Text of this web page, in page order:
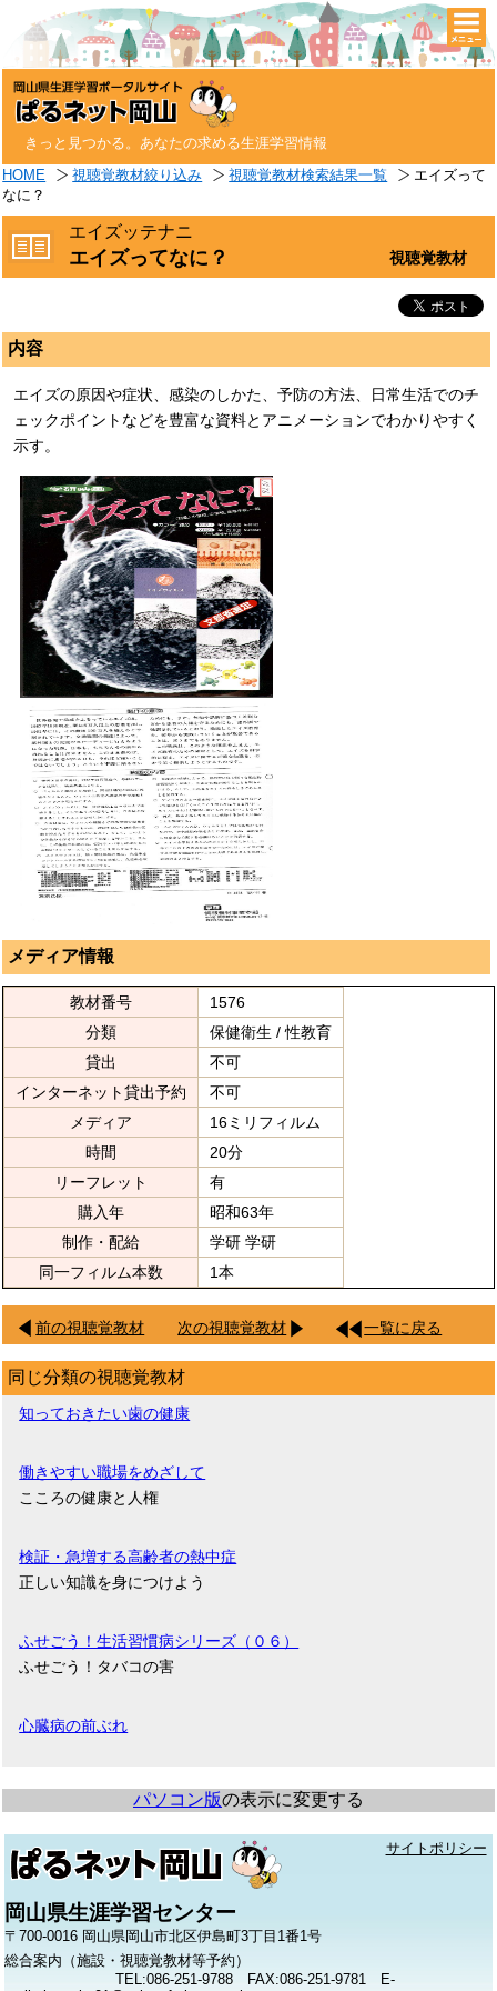
きっと見つかる。あなたの求める生涯学習情報
HOME 視聴覚教材絞り込み 視聴覚教材検索結果一覧
エイズって
なに？
エイズッテナニ
エイズってなに？ 視聴覚教材
内容
エイズの原因や症状、感染のしかた、予防の方法、日常生活でのチ
ェックポイントなどを豊富な資料とアニメーションでわかりやすく
示す。
メディア情報
教材番号
1576
分類
保健衛生 / 性教育
貸出
不可
インターネット貸出予約
不可
メディア
16ミリフィルム
時間
20分
リーフレット
有
購入年
昭和63年
制作・配給
学研 学研
同一フィルム本数
1本
前の視聴覚教材 次の視聴覚教材 一覧に戻る
同じ分類の視聴覚教材
知っておきたい歯の健康
働きやすい職場をめざして
こころの健康と人権
検証・急増する高齢者の熱中症
正しい知識を身につけよう
ふせごう！生活習慣病シリーズ（０６）
ふせごう！タバコの害
心臓病の前ぶれ
パソコン版の表示に変更する
サイトポリシー
岡山県生涯学習センター
〒700-0016 岡山県岡山市北区伊島町3丁目1番1号
総合案内（施設・視聴覚教材等予約）
TEL:086-251-9788 FAX:086-251-9781 E-